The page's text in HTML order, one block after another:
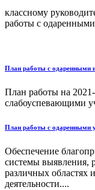
классному
работы с
План работы с одаренными
План работы на
слабоуспевающими
План работы с одаренными
Обеспечение
системы выявления,
различных областях
деятельности....